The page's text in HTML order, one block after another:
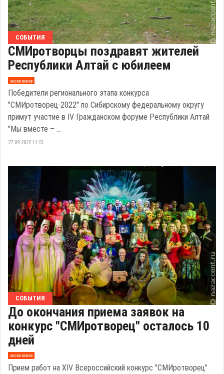
СОБЫТИЯ
СМИротворцы поздравят жителей
Республики Алтай с юбилеем
эксклюзив
Победители регионального этапа конкурса
"СМИротворец-2022" по Сибирскому федеральному округу
примут участие в IV Гражданском форуме Республики Алтай
"Мы вместе – ...
27.09.2022 11:51
СОБЫТИЯ
До окончания приема заявок на
конкурс "СМИротворец" осталось 10
дней
эксклюзив
Прием работ на XIV Всероссийский конкурс "СМИротворец"